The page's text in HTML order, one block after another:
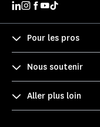
Pour les pros
Nous soutenir
Aller plus loin